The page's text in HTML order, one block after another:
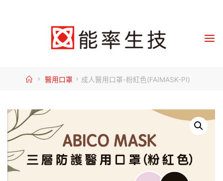
Home醫用口罩 成人醫用口罩-粉紅色(FAIMASK-PI)